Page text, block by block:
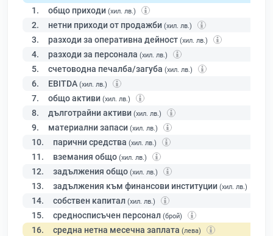
1. общо приходи (хил. лв.)
2. нетни приходи от продажби (хил. лв.)
3. разходи за оперативна дейност (хил. лв.)
4. разходи за персонала (хил. лв.)
5. счетоводна печалба/загуба (хил. лв.)
6. EBITDA (хил. лв.)
7. общо активи (хил. лв.)
8. дълготрайни активи (хил. лв.)
9. материални запаси (хил. лв.)
10. парични средства (хил. лв.)
11. вземания общо (хил. лв.)
12. задължения общо (хил. лв.)
13. задължения към финансови институции (хил. лв.)
14. собствен капитал (хил. лв.)
15. средносписъчен персонал (брой)
16. средна нетна месечна заплата (лева)